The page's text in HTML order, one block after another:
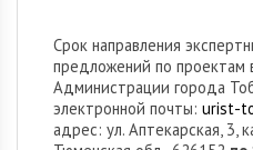
Cрок направления
предложений по проектам
Администрации города
электронной почты: urist-
адрес: ул. Аптекарская, 3,